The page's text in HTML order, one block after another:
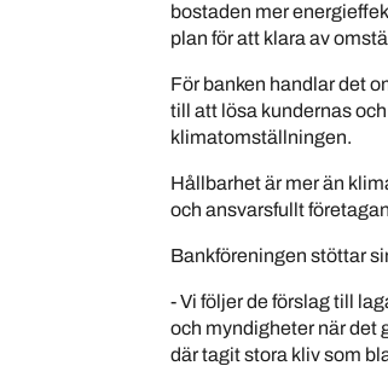
bostaden mer
plan för att klara av
För banken handlar det
till att lösa kundernas
klimatomställningen.
Hållbarhet är mer än
och ansvarsfullt
Bankföreningen stöttar
- Vi följer de förslag till
och myndigheter när det
där tagit stora kliv som